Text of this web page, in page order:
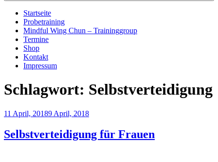
Startseite
Probetraining
Mindful Wing Chun – Traininggroup
Termine
Shop
Kontakt
Impressum
Schlagwort: Selbstverteidigung
Veröffentlicht
11 April, 20189 April, 2018
Selbstverteidigung für Frauen